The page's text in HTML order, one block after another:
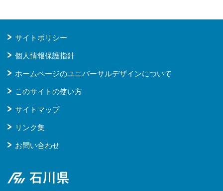
サイトポリシー
個人情報保護指針
ホームページのユニバーサルデザインについて
このサイトの使い方
サイトマップ
リンク集
お問い合わせ
石川県